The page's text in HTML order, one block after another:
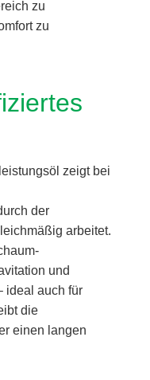
zu
zu
zeigt bei
der
arbeitet.
und
ideal auch für
die
einen langen